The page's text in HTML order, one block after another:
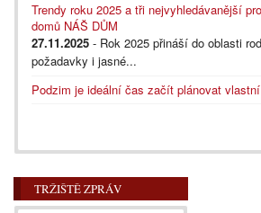
Trendy roku 2025 a tři nejvyhledávanější
domů NÁŠ DŮM
27.11.2025 - Rok 2025 přináší do oblasti
požadavky i jasné...
Podzim je ideální čas začít plánovat
TRŽIŠTĚ ZPRÁV